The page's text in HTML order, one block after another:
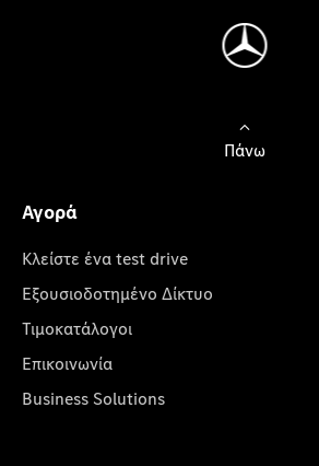
Πάνω
Αγορά
Κλείστε ένα test drive
Εξουσιοδοτημένο Δίκτυο
Τιμοκατάλογοι
Επικοινωνία
Business Solutions